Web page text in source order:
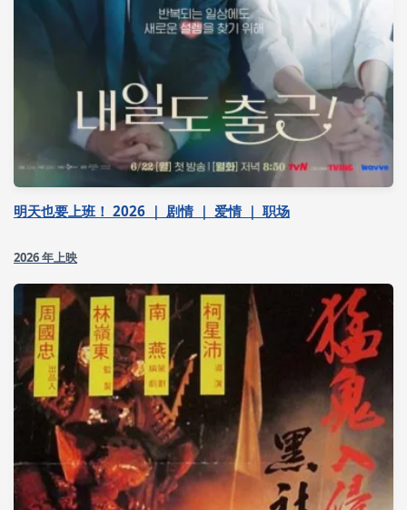
明天也要上班！ 2026 ｜ 剧情 ｜ 爱情 ｜ 职场
2026 年上映